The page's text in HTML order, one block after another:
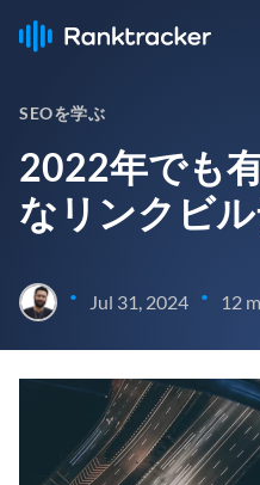
SEOを学ぶ
2022年でも
なリンクビ
• Jul 31, 2024 • 12